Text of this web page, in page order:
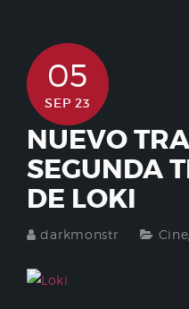
05
SEP 23
NUEVO
SEGUNDA
DE LOKI
darkmonstr